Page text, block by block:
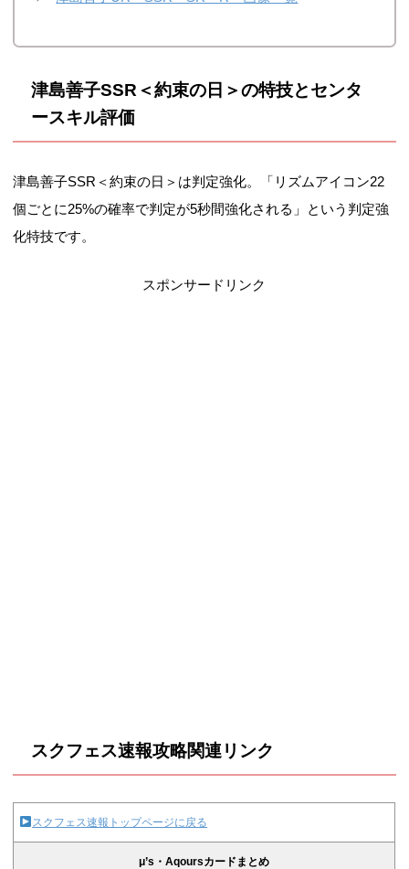
津島善子SSR＜約束の日＞の特技とセンタ
ースキル評価
津島善子SSR＜約束の日＞は判定強化。「リズムアイコン22
個ごとに25%の確率で判定が5秒間強化される」という判定強
化特技です。
スポンサードリンク
スクフェス速報攻略関連リンク
スクフェス速報トップページに戻る
μ’s・Aqoursカードまとめ